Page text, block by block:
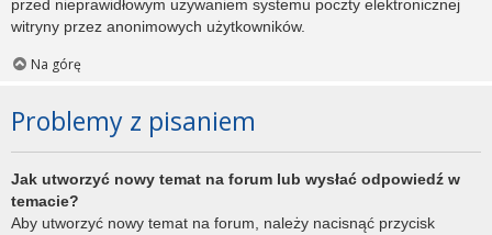
przed nieprawidłowym używaniem systemu poczty elektronicznej
witryny przez anonimowych użytkowników.
Na górę
Problemy z pisaniem
Jak utworzyć nowy temat na forum lub wysłać odpowiedź w
temacie?
Aby utworzyć nowy temat na forum, należy nacisnąć przycisk